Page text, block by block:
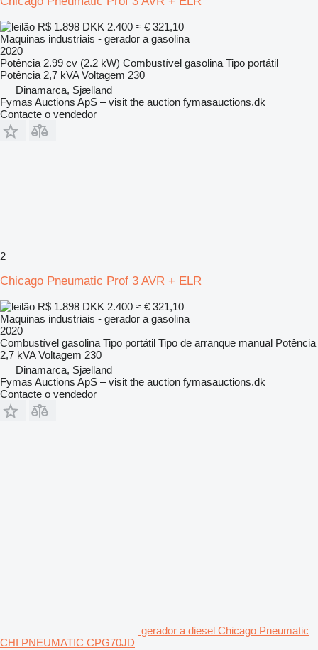
R$ 1.898 DKK 2.400 ≈ € 321,10
Maquinas industriais - gerador a gasolina
2020
Potência 2.99 cv (2.2 kW) Combustível gasolina Tipo portátil
Potência 2,7 kVA Voltagem 230
Dinamarca, Sjælland
Fymas Auctions ApS – visit the auction fymasauctions.dk
Contacte o vendedor
2
Chicago Pneumatic Prof 3 AVR + ELR
R$ 1.898 DKK 2.400 ≈ € 321,10
Maquinas industriais - gerador a gasolina
2020
Combustível gasolina Tipo portátil Tipo de arranque manual Potência
2,7 kVA Voltagem 230
Dinamarca, Sjælland
Fymas Auctions ApS – visit the auction fymasauctions.dk
Contacte o vendedor
gerador a diesel Chicago Pneumatic
CHI PNEUMATIC CPG70JD